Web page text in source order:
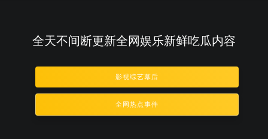
全天不间断更新全网娱乐新鲜吃瓜内容
影视综艺幕后
全网热点事件